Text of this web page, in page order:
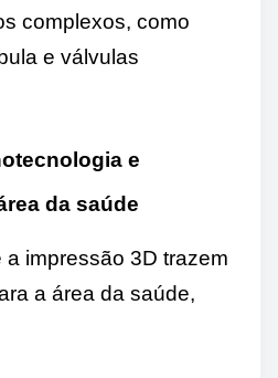
complexos, como
e válvulas
e
da saúde
impressão 3D trazem
a área da saúde,